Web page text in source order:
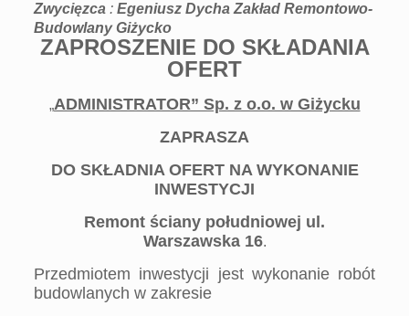
Zwycięzca :Egeniusz Dycha Zakład Remontowo-
Budowlany Giżycko
ZAPROSZENIE DO SKŁADANIA
OFERT
„ADMINISTRATOR” Sp. z o.o. w Giżycku
ZAPRASZA
DO SKŁADNIA OFERT NA WYKONANIE
INWESTYCJI
Remont ściany południowej ul.
Warszawska 16.
Przedmiotem inwestycji jest wykonanie robót
budowlanych w zakresie